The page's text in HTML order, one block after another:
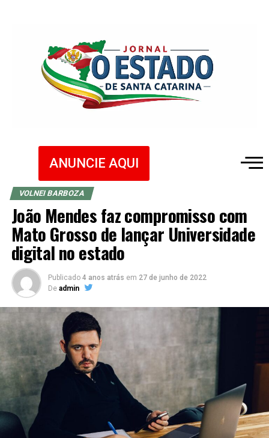
ANUNCIE AQUI
VOLNEI BARBOZA
João Mendes faz compromisso com
Mato Grosso de lançar Universidade
digital no estado
Publicado 4 anos atrás em 27 de junho de 2022
De admin